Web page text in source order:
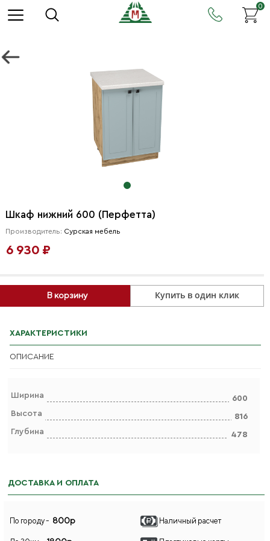
0
Шкаф нижний 600 (Перфетта)
Производитель: Сурская мебель
6 930 ₽
В корзину Купить в один клик
ХАРАКТЕРИСТИКИ
ОПИСАНИЕ
Ширина
600
Высота
816
Глубина
478
ДОСТАВКА И ОПЛАТА
По городу - 800р Наличный расчет